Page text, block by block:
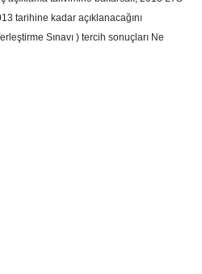
tarihine kadar açıklanacağını
Sınavı ) tercih sonuçları Ne